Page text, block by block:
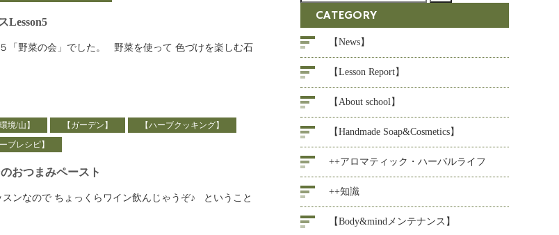
Lesson5
「野菜の会」でした。 野菜を使って 色づけを楽しむ石
境/山】 【ガーデン】
【ハーブクッキング】
ブレシピ】
おつまみペースト
ンなので ちょっくらワイン飲んじゃうぞ♪ ということ
CATEGORY
【News】
【Lesson Report】
【About school】
【Handmade Soap&Cosmetics】
++アロマティック・ハーバルライフ
++知識
【Body&mindメンテナンス】